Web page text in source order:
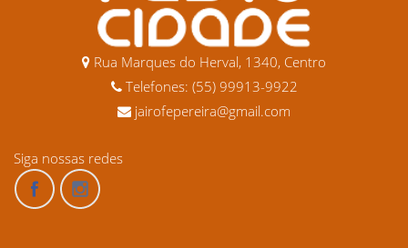
Rua Marques do Herval, 1340, Centro
Telefones: (55) 99913-9922
jairofepereira@gmail.com
Siga nossas redes